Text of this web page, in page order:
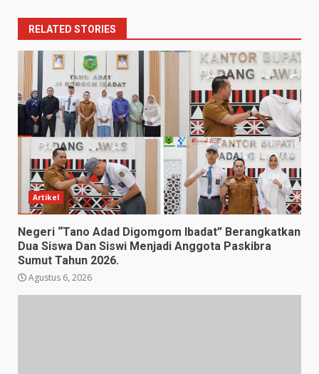
RELATED STORIES
Artikel
Negeri “Tano Adad Digomgom Ibadat” Berangkatkan
Dua Siswa Dan Siswi Menjadi Anggota Paskibra
Sumut Tahun 2026.
Agustus 6, 2026